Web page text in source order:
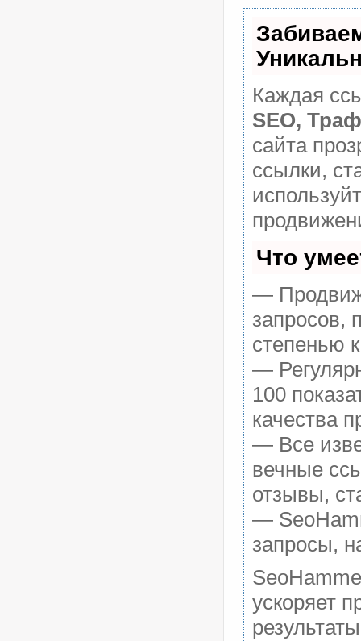
Каждая
SEO,
сайта
ссылки,
Что
—
запросов,
степенью
—
100
качества
— Все
вечные
отзывы,
—
запросы,
ускоряет